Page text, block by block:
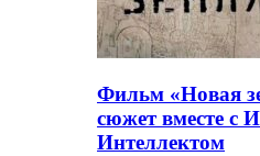
Фильм «Новая
сюжет вместе с
Интеллектом